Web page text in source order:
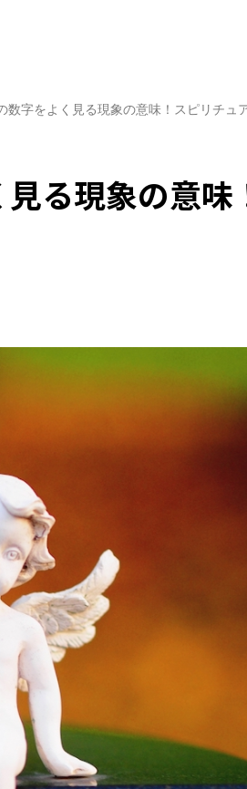
数字をよく見る現象の意味！スピリチュ
る現象の意味